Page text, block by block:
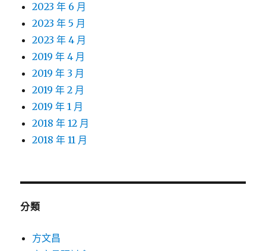
2023 年 6 月
2023 年 5 月
2023 年 4 月
2019 年 4 月
2019 年 3 月
2019 年 2 月
2019 年 1 月
2018 年 12 月
2018 年 11 月
分類
方文昌